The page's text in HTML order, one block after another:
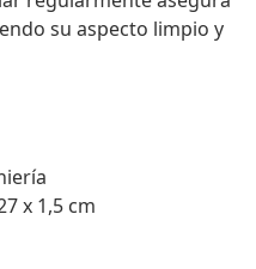
su aspecto limpio y
x 1,5 cm